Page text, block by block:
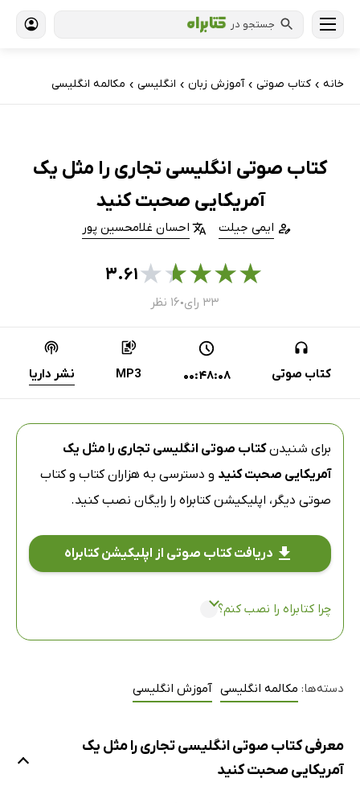
جستجو در
خانه › کتاب‌ صوتی › آموزش زبان › انگلیسی › مکالمه انگلیسی
کتاب صوتی انگلیسی تجاری را مثل یک
آمریکایی صحبت کنید
ایمی جیلت احسان غلامحسین پور
★
★
★
★
★۳.۶۱
۳۳ رای ● ۱۶ نظر
کتاب صوتی 00:48:08
MP3 نشر داریا
برای شنیدنکتاب صوتی انگلیسی تجاری را مثل یک
آمریکایی صحبت کنید و دسترسی به هزاران کتاب و کتاب
صوتی دیگر، اپلیکیشن کتابراه را رایگان نصب کنید.
دریافت کتاب صوتی از اپلیکیشن کتابراه
چرا کتابراه را نصب کنم؟
دسته‌ها: مکالمه انگلیسی آموزش انگلیسی
معرفی کتاب صوتی انگلیسی تجاری را مثل یک
آمریکایی صحبت کنید